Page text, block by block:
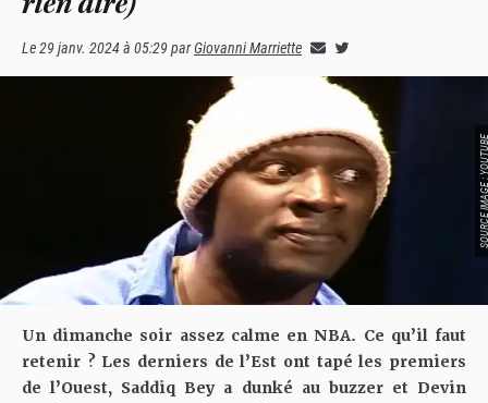
Le29 janv. 2024 à 05:29parGiovanni Marriette
SOURCE
Un dimanche soir assez calme en NBA. Ce qu’il faut
retenir ? Les derniers de l’Est ont tapé les premiers
de l’Ouest, Saddiq Bey a dunké au buzzer et Devin